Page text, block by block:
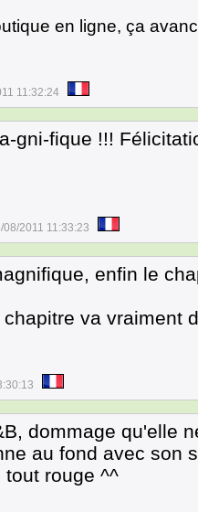
en ligne, ça
11:32:24
gni-fique !!!
08/2011 11:33:23
enfin le
va vraiment
dommage qu'elle
au fond avec son
tout rouge ^^